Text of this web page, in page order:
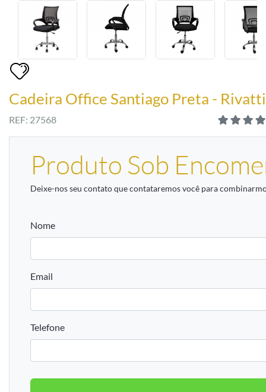
Cadeira Office Santiago Preta -
REF: 27568
Produto Sob
Deixe-nos seu contato que contataremos você para
Nome
Email
Telefone